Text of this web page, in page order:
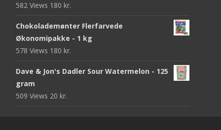
582 Views 180 kr.
Chokolademønter Flerfarvede
Økonomipakke - 1 kg
578 Views 180 kr.
Dave & Jon's Dadler Sour Watermelon - 125
gram
509 Views 20 kr.